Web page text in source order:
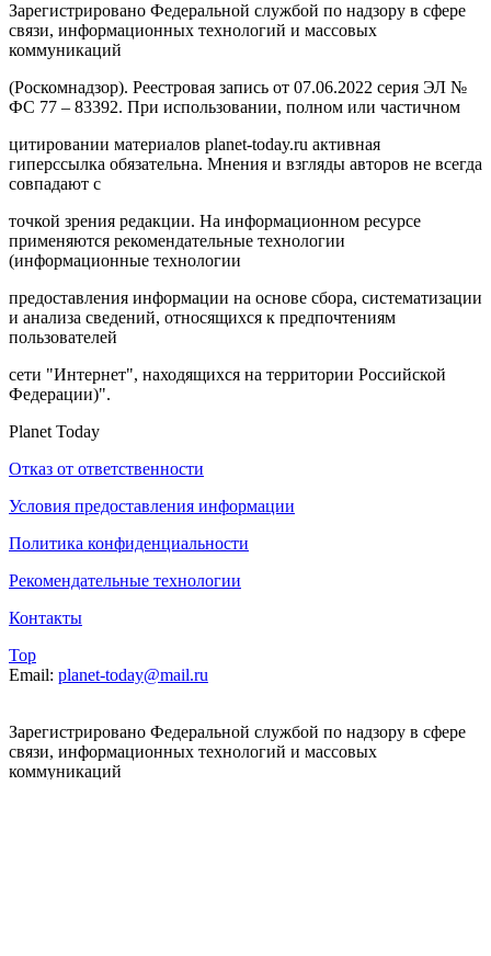
Зарегистрировано Федеральной службой по надзору в сфере
связи, информационных технологий и массовых
коммуникаций
(Роскомнадзор). Реестровая запись от 07.06.2022 серия ЭЛ №
ФС 77 – 83392. При использовании, полном или частичном
цитировании материалов planet-today.ru активная
гиперссылка обязательна. Мнения и взгляды авторов не всегда
совпадают с
точкой зрения редакции. На информационном ресурсе
применяются рекомендательные технологии
(информационные технологии
предоставления информации на основе сбора, систематизации
и анализа сведений, относящихся к предпочтениям
пользователей
сети "Интернет", находящихся на территории Российской
Федерации)".
Planet Today
Отказ от ответственности
Условия предоставления информации
Политика конфиденциальности
Рекомендательные технологии
Контакты
Top
Email: planet-today@mail.ru
Зарегистрировано Федеральной службой по надзору в сфере
связи, информационных технологий и массовых
коммуникаций